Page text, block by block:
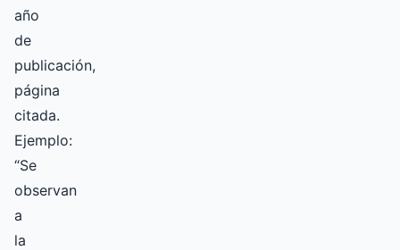
año
de
publicación,
página
citada.
Ejemplo:
“Se
observan
a
la